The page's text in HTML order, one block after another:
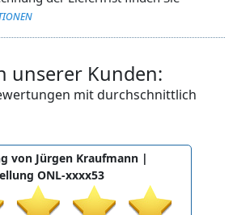
unserer Kunden:
mit durchschnittlich
von Jürgen Kraufmann |
ONL-xxxx53